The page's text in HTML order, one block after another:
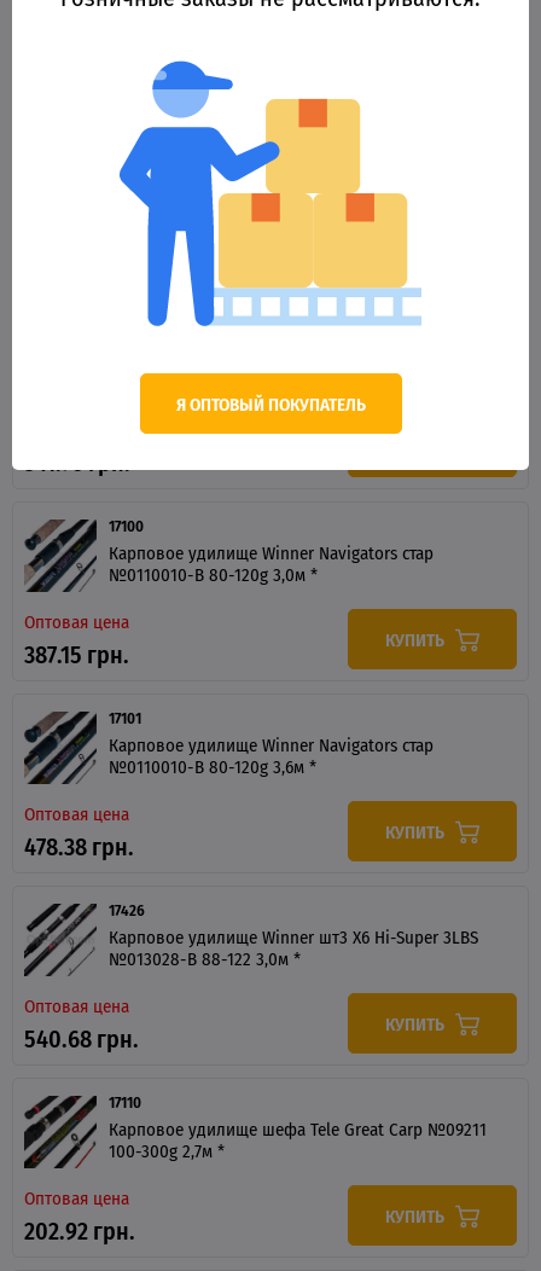
17090
Карповое удилище Winner Navigators 0130032-B
100-250g 3,6м *
№0110010-B 80-120g 2,7м *
341.76 грн.
17100
Карповое удилище Winner Navigators стар
№0110010-B 80-120g 3,0м *
Оптовая цена
387.15 грн. КУПИТЬ
17101
Карповое удилище Winner Navigators стар
№0110010-B 80-120g 3,6м *
Оптовая цена
478.38 грн. КУПИТЬ
17426
Карповое удилище Winner шт3 X6 Hi-Super 3LBS
№013028-B 88-122 3,0м *
Оптовая цена
540.68 грн. КУПИТЬ
17110
Карповое удилище шефа Tele Great Carp №09211
100-300g 2,7м *
Оптовая цена
202.92 грн. КУПИТЬ
Я ОПТОВЫЙ ПОКУПАТЕЛЬ